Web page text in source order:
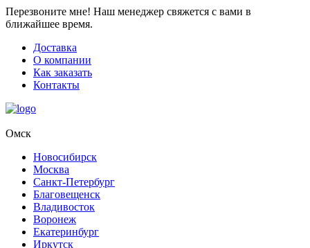
Перезвоните мне! Наш менеджер свяжется с вами в
ближайшее время.
Доставка
О компании
Как заказать
Контакты
Омск
Новосибирск
Москва
Санкт-Петербург
Благовещенск
Владивосток
Воронеж
Екатеринбург
Иркутск